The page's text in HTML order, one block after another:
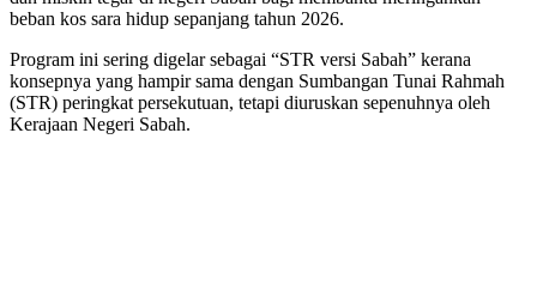
beban kos sara hidup sepanjang tahun 2026.
Program ini sering digelar sebagai “STR versi Sabah” kerana
konsepnya yang hampir sama dengan Sumbangan Tunai Rahmah
(STR) peringkat persekutuan, tetapi diuruskan sepenuhnya oleh
Kerajaan Negeri Sabah.